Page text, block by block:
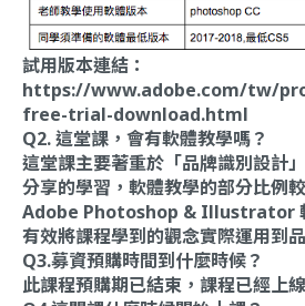
試用版本連結：
https://www.adobe.com/tw/
free-trial-download.html
Q2. 這堂課，會有軟體教學嗎？
這堂課主要著重於「品牌識別設計
分享的學習，軟體教學的部分比例
Adobe Photoshop & Illustrator
有效將課程學到的觀念實際運用到
Q3.募資預購時間到什麼時候？
此課程預購期已結束，課程已經上線